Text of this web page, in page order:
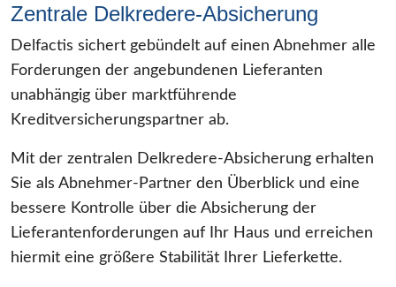
Zentrale Delkredere-Absicherung
Delfactis sichert gebündelt auf einen Abnehmer alle
Forderungen der angebundenen Lieferanten
unabhängig über marktführende
Kreditversicherungspartner ab.
Mit der zentralen Delkredere-Absicherung erhalten
Sie als Abnehmer-Partner den Überblick und eine
bessere Kontrolle über die Absicherung der
Lieferantenforderungen auf Ihr Haus und erreichen
hiermit eine größere Stabilität Ihrer Lieferkette.